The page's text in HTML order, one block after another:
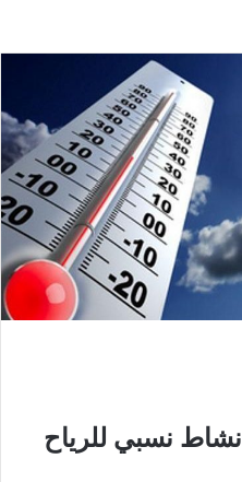
نسبي للرياح